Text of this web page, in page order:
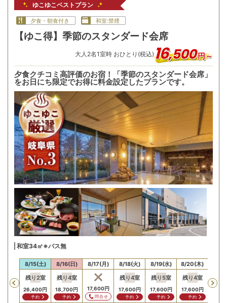
ゆこゆこベストプラン
夕食・朝食付き 和室:禁煙
【ゆこ得】季節のスタンダード会席
大人 2名1室時 おひとり(税込)16,500円～
夕食クチコミ高評価のお宿！「季節のスタンダード会席」
をお日にち限定でお得に料金設定したプランです。
和室34㎡※バス無
Previous
円
8/15(土)
残り2室
26,400円
予約
8/16(日)
残り4室
18,700円
予約
8/17(月)
17,600円
問合せ
8/18(火)
残り4室
17,600円
予約
8/19(水)
残り 5室
17,600円
予約
8/20(木)
残り4室
17,600円
予約
残り